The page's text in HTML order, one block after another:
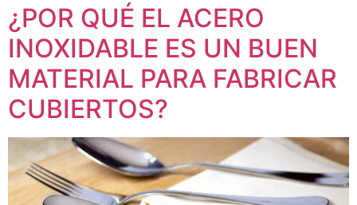
¿POR QUÉ EL ACERO
INOXIDABLE ES UN BUEN
MATERIAL PARA FABRICAR
CUBIERTOS?